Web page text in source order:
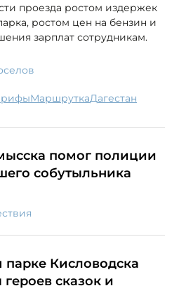
проезда ростом издержек
ростом цен на бензин и
зарплат сотрудникам.
маршрутка Дагестан
помог полиции
собутыльника
Кисловодска
сказок и